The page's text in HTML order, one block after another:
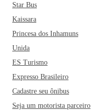
Star Bus
Kaissara
Princesa dos Inhamuns
Unida
ES Turismo
Expresso Brasileiro
Cadastre seu ônibus
Seja um motorista parceiro